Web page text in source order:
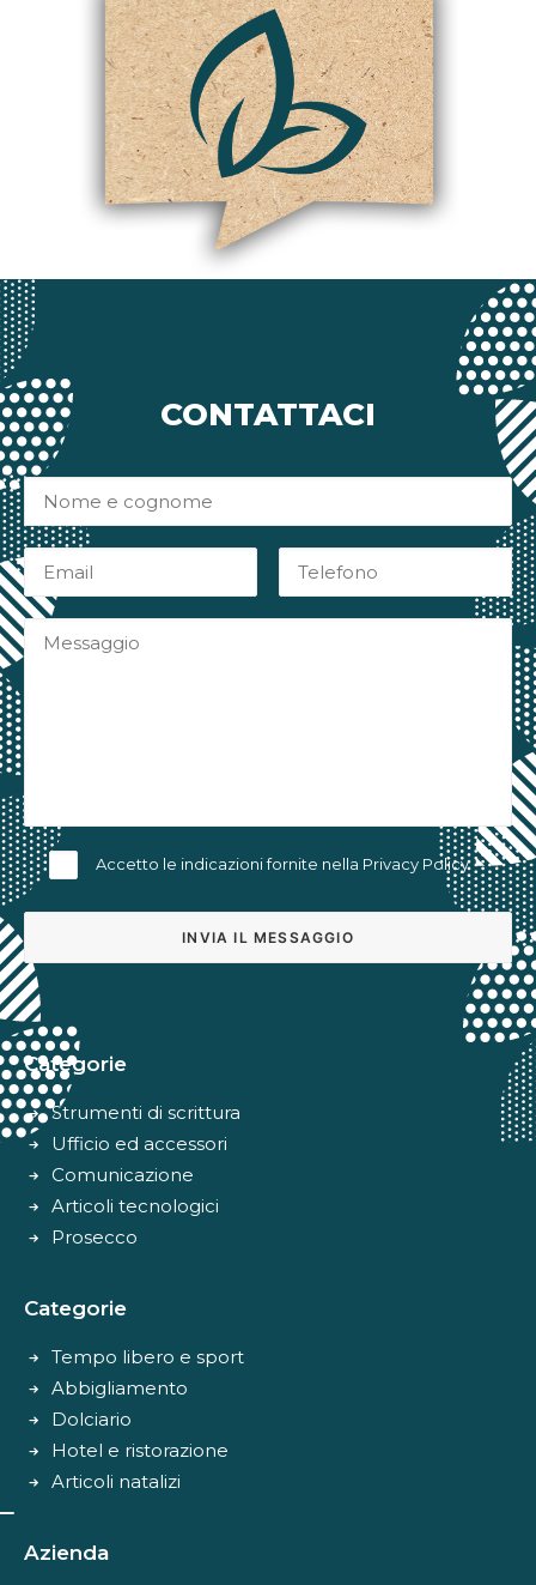
CONTATTACI
Accetto le indicazioni fornite nella Privacy Policy
Categorie
Strumenti di scrittura
Ufficio ed accessori
Comunicazione
Articoli tecnologici
Prosecco
Categorie
Tempo libero e sport
Abbigliamento
Dolciario
Hotel e ristorazione
Articoli natalizi
Azienda